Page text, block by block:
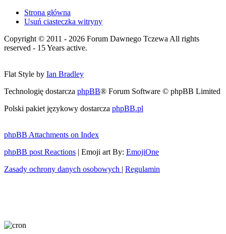
Strona główna
Usuń ciasteczka witryny
Copyright © 2011 - 2026 Forum Dawnego Tczewa All rights
reserved - 15 Years active.
Flat Style by Ian Bradley
Technologię dostarcza phpBB® Forum Software © phpBB Limited
Polski pakiet językowy dostarcza phpBB.pl
phpBB Attachments on Index
phpBB post Reactions | Emoji art By: EmojiOne
Zasady ochrony danych osobowych | Regulamin